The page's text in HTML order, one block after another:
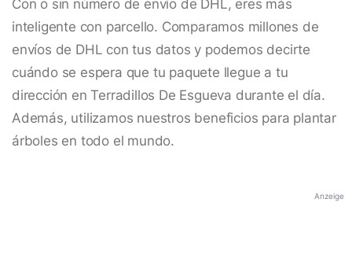
Con o sin número de envío de DHL, eres más
inteligente con parcello. Comparamos millones de
envíos de DHL con tus datos y podemos decirte
cuándo se espera que tu paquete llegue a tu
dirección en Terradillos De Esgueva durante el día.
Además, utilizamos nuestros beneficios para plantar
árboles en todo el mundo.
Anzeige